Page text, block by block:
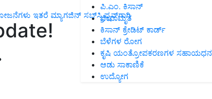
ಇತರೆ ಮ್ಯಾಗಜಿನ್‌ ಸಬ್‌ಸ್ಕ್ರಿಪ್ಷನ್‌ಗಾಗಿ
ಪಿ.ಎಂ. ಕಿಸಾನ್
ಜೀವಾಮೃತ
ಕಿಸಾನ್ ಕ್ರೇಡಿಟ್ ಕಾರ್ಡ್
ಬೆಳೆಗಳ ರೋಗ
ಕೃಷಿ ಯಂತ್ರೋಪಕರಣಗಳ ಸಹಾಯಧನ
ಆಡು ಸಾಕಾಣಿಕೆ
ಉದ್ಯೋಗ